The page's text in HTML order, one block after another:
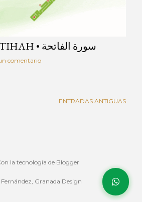
SURAH AL-FATIHAH • سورة الفاتحة
comentario
ENTRADAS ANTIGUAS
la tecnología de Blogger
Granada Design